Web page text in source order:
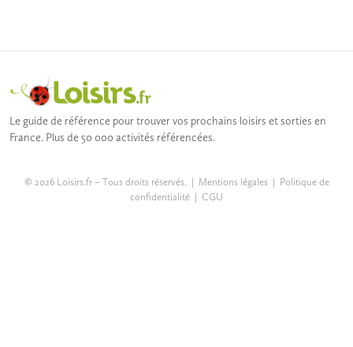
Le guide de référence pour trouver vos prochains loisirs et sorties en
France. Plus de 50 000 activités référencées.
© 2026 Loisirs.fr – Tous droits réservés. | Mentions légales| Politique de
confidentialité | CGU